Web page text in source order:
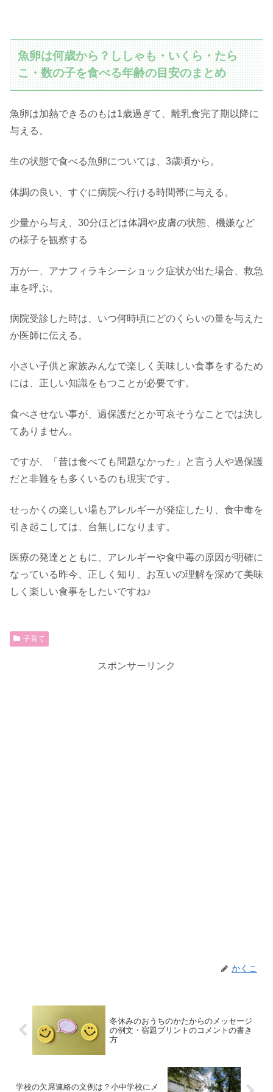
魚卵は何歳から？ししゃも・いくら・たら
こ・数の子を食べる年齢の目安のまとめ
魚卵は加熱できるのもは1歳過ぎて、離乳食完了期以降に
与える。
生の状態で食べる魚卵については、3歳頃から。
体調の良い、すぐに病院へ行ける時間帯に与える。
少量から与え、30分ほどは体調や皮膚の状態、機嫌など
の様子を観察する
万が一、アナフィラキシーショック症状が出た場合、救急
車を呼ぶ。
病院受診した時は、いつ何時頃にどのくらいの量を与えた
か医師に伝える。
小さい子供と家族みんなで楽しく美味しい食事をするため
には、正しい知識をもつことが必要です。
食べさせない事が、過保護だとか可哀そうなことでは決し
てありません。
ですが、「昔は食べても問題なかった」と言う人や過保護
だと非難をも多くいるのも現実です。
せっかくの楽しい場もアレルギーが発症したり、食中毒を
引き起こしては、台無しになります。
医療の発達とともに、アレルギーや食中毒の原因が明確に
なっている昨今、正しく知り、お互いの理解を深めて美味
しく楽しい食事をしたいですね♪
子育て
スポンサーリンク
かくこ
冬休みのおうちのかたからのメッセージ
の例文・宿題プリントのコメントの書き
方
学校の欠席連絡の文例は？小中学校にメ